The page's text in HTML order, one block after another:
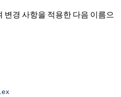
변경 사항을 적용한 다음 이름으